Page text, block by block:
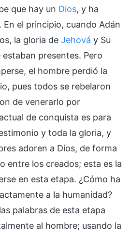
que hay un Dios, y ha
En el principio, cuando Adán
la gloria de Jehová y Su
presentes. Pero
el hombre perdió la
pues todos se rebelaron
de venerarlo por
de conquista es para
y toda la gloria, y
adoren a Dios, de forma
entre los creados; esta es la
en esta etapa. ¿Cómo ha
a la humanidad?
palabras de esta etapa
al hombre; usando la